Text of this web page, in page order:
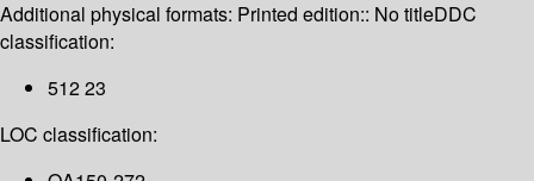
Additional physical formats: Printed edition:: No titleDDC
classification:
512 23
LOC classification: